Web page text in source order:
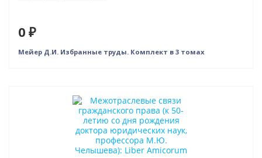
0 ₽
Мейер Д.И. Избранные труды. Комплект в 3 томах